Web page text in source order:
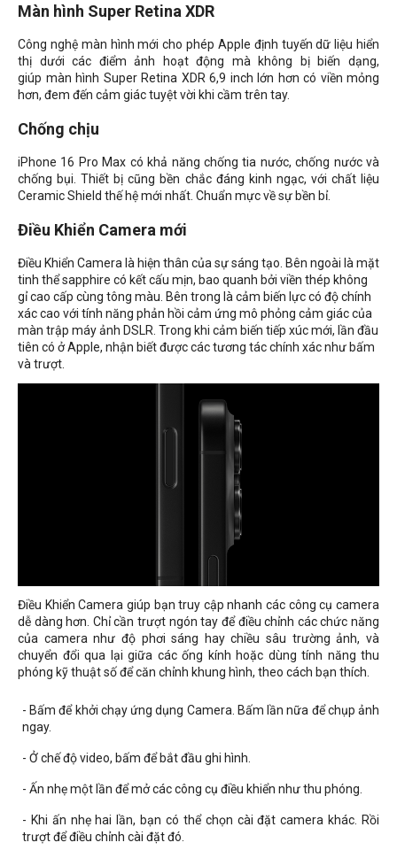
Màn hình Super Retina XDR
Công nghệ màn hình mới cho phép Apple định tuyến dữ liệu hiển
thị dưới các điểm ảnh hoạt động mà không bị biến dạng,
giúp màn hình Super Retina XDR 6,9 inch lớn hơn có viền mỏng
hơn, đem đến cảm giác tuyệt vời khi cầm trên tay.
Chống chịu
iPhone 16 Pro Max có khả năng chống tia nước, chống nước và
chống bụi. Thiết bị cũng bền chắc đáng kinh ngạc, với chất liệu
Ceramic Shield thế hệ mới nhất. Chuẩn mực về sự bền bỉ.
Điều Khiển Camera mới
Điều Khiển Camera là hiện thân của sự sáng tạo. Bên ngoài là mặt
tinh thể sapphire có kết cấu mịn, bao quanh bởi viền thép không
gỉ cao cấp cùng tông màu. Bên trong là cảm biến lực có độ chính
xác cao với tính năng phản hồi cảm ứng mô phỏng cảm giác của
màn trập máy ảnh DSLR. Trong khi cảm biến tiếp xúc mới, lần đầu
tiên có ở Apple, nhận biết được các tương tác chính xác như bấm
và trượt.
Điều Khiển Camera giúp bạn truy cập nhanh các công cụ camera
dễ dàng hơn. Chỉ cần trượt ngón tay để điều chỉnh các chức năng
của camera như độ phơi sáng hay chiều sâu trường ảnh, và
chuyển đổi qua lại giữa các ống kính hoặc dùng tính năng thu
phóng kỹ thuật số để căn chỉnh khung hình, theo cách bạn thích.
- Bấm để khởi chạy ứng dụng Camera. Bấm lần nữa để chụp ảnh
ngay.
- Ở chế độ video, bấm để bắt đầu ghi hình.
- Ấn nhẹ một lần để mở các công cụ điều khiển như thu phóng.
- Khi ấn nhẹ hai lần, bạn có thể chọn cài đặt camera khác. Rồi
trượt để điều chỉnh cài đặt đó.